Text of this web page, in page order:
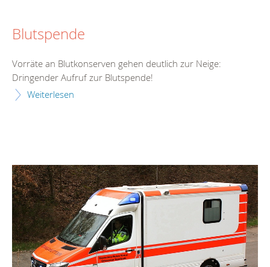
Blutspende
Vorräte an Blutkonserven gehen deutlich zur Neige:
Dringender Aufruf zur Blutspende!
Weiterlesen